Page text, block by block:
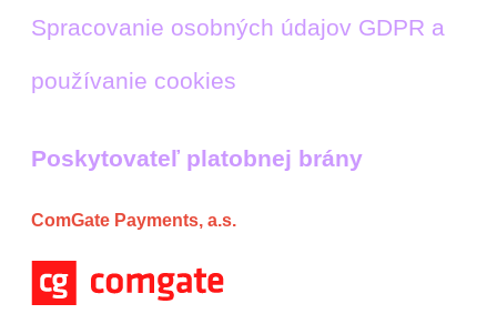
Spracovanie osobných údajov GDPR a
používanie cookies
Poskytovateľ platobnej brány
ComGate Payments, a.s.